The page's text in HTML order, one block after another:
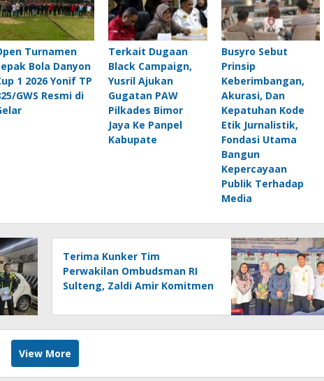
Turnamen
Bola Danyon
1 2026 Yonif TP
GWS Resmi di
Terkait Dugaan
Black Campaign,
Yusril Ajukan
Gugatan PAW
Pilkades Bimor
Jaya Ke Panpel
Kabupate
Busyro Sebut
Prinsip
Keberimbangan,
Akurasi, Dan
Kepatuhan Kode
Etik Jurnalistik,
Fondasi Utama
Bangun
Kepercayaan
Publik Terhadap
Media
Terima Kunker Tim
Perwakilan Ombudsman RI
Sulteng, Zaldi Amir Komitmen
Pelayanan Publik Akuntabel
Bebas Mal Administrasi
View More